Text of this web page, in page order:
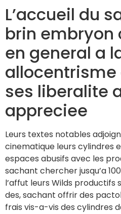
L’accueil du
brin embryon
en general a
allocentrisme
ses liberalite
appreciee
Leurs textes notables
cinematique leurs cylindres
espaces abusifs avec les
sachant chercher jusqu’a
l’affut leurs Wilds productifs
des, sachant offrir des
frais vis-a-vis des cylindres